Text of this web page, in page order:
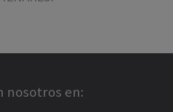
nosotros en: